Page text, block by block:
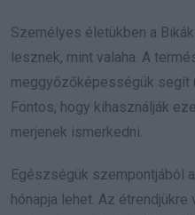
Személyes életükben a
lesznek, mint valaha. A
meggyőzőképességük segít
Fontos, hogy kihasználják
merjenek ismerkedni.
Egészségük szempontjából
hónapja lehet. Az